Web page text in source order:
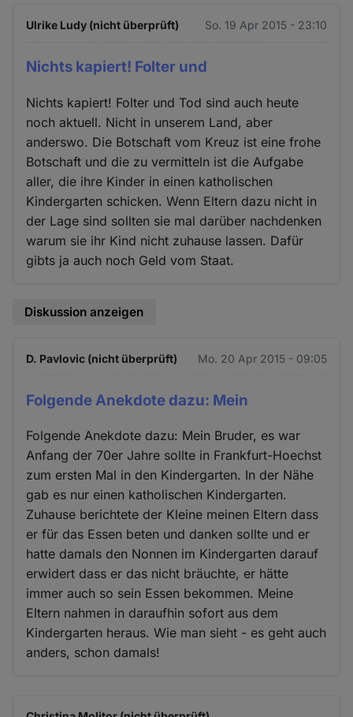
Ulrike Ludy (nicht überprüft) So. 19 Apr 2015 - 23:10
Nichts kapiert! Folter und
Nichts kapiert! Folter und Tod sind auch heute
noch aktuell. Nicht in unserem Land, aber
anderswo. Die Botschaft vom Kreuz ist eine frohe
Botschaft und die zu vermitteln ist die Aufgabe
aller, die ihre Kinder in einen katholischen
Kindergarten schicken. Wenn Eltern dazu nicht in
der Lage sind sollten sie mal darüber nachdenken
warum sie ihr Kind nicht zuhause lassen. Dafür
gibts ja auch noch Geld vom Staat.
Diskussion anzeigen
D. Pavlovic (nicht überprüft) Mo. 20 Apr 2015 - 09:05
Folgende Anekdote dazu: Mein
Folgende Anekdote dazu: Mein Bruder, es war
Anfang der 70er Jahre sollte in Frankfurt-Hoechst
zum ersten Mal in den Kindergarten. In der Nähe
gab es nur einen katholischen Kindergarten.
Zuhause berichtete der Kleine meinen Eltern dass
er für das Essen beten und danken sollte und er
hatte damals den Nonnen im Kindergarten darauf
erwidert dass er das nicht bräuchte, er hätte
immer auch so sein Essen bekommen. Meine
Eltern nahmen in daraufhin sofort aus dem
Kindergarten heraus. Wie man sieht - es geht auch
anders, schon damals!